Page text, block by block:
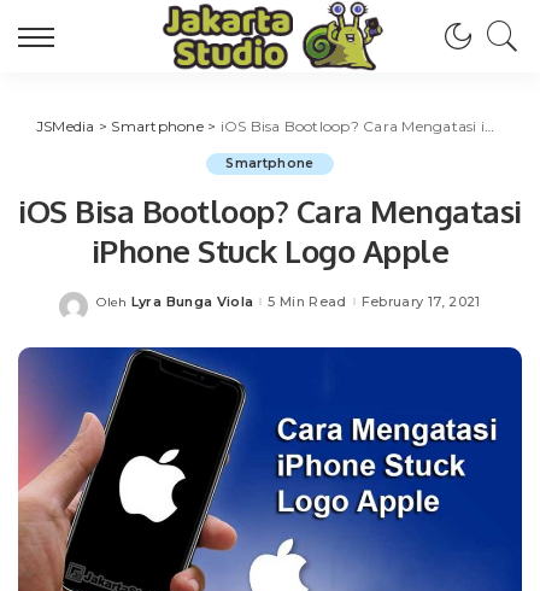
JSMedia > Smartphone> iOS Bisa Bootloop? Cara Mengatasi iPhone Stuck Logo Apple
Smartphone
iOS Bisa Bootloop? Cara Mengatasi
iPhone Stuck Logo Apple
Posted
Oleh Lyra Bunga Viola 5 Min Read February 17, 2021